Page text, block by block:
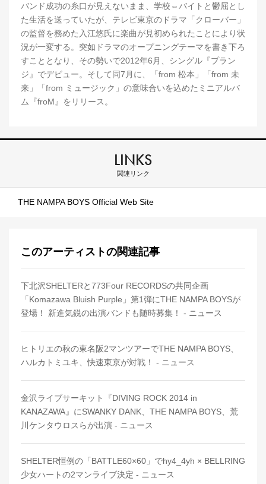
バンド成功の糸口が見えないまま、学校⇔バイトと鬱屈とし
た生活を送っていたが、テレビ東京のドラマ「クローバー」
の監督を務めた入江悠氏に楽曲が見初められたことにより状
況が一変する。突如ドラマのオープニングテーマを書き下ろ
すこととなり、その勢いで2012年6月、シングル『プラン
ジ』でデビュー。そして同7月に、「from 松本」「from 未
来」「from ミュージック」の意味合いを込めたミニアルバ
ム『froM』をリリース。
LINKS
関連リンク
THE NAMPA BOYS Official Web Site
このアーティストの関連記事
下北沢SHELTERと773Four RECORDSの共同企画
「Komazawa Bluish Purple」第1弾にTHE NAMPA BOYSが
登場！ 新進気鋭の出演バンドも随時募集！ - ニュース
ヒトリエの秋の東名阪2マンツアーでTHE NAMPA BOYS、
ハルカトミユキ、快速東京が対戦！ - ニュース
金沢ライブサーキット『DIVING ROCK 2014 in
KANAZAWA』にSWANKY DANK、THE NAMPA BOYS、荒
川ケンタウロスらが出演 - ニュース
SHELTER恒例の「BATTLE60×60」でhy4_4yh × BELLRING
少女ハートの2マンライブ決定 - ニュース